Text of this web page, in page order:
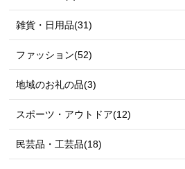
雑貨・日用品(31)
ファッション(52)
地域のお礼の品(3)
スポーツ・アウトドア(12)
民芸品・工芸品(18)